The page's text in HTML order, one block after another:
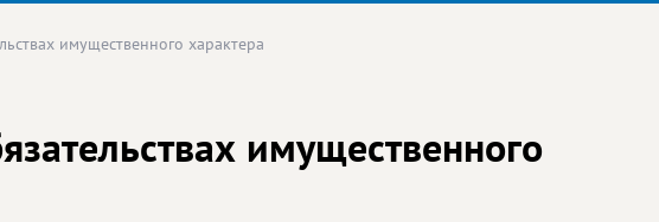
имущественного характера
имущественного